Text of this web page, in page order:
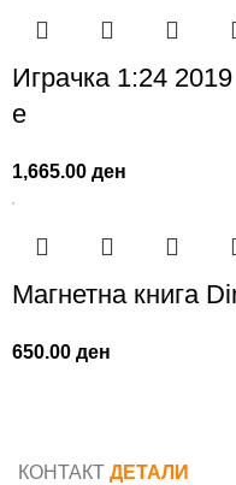
Играчка 1:24
e
1,665.00ден
Магнетна книга
650.00ден
КОНТАКТ ДЕТАЛИ